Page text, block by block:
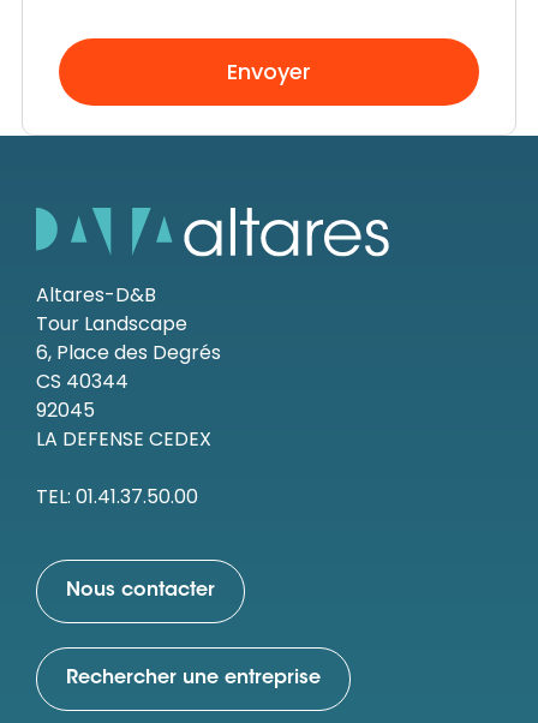
Envoyer
Altares-D&B
Tour Landscape
6, Place des Degrés
CS 40344
92045
LA DEFENSE CEDEX
TEL: 01.41.37.50.00
Nous contacter
Rechercher une entreprise